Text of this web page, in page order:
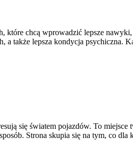
które chcą wprowadzić lepsze
także lepsza kondycja psychiczna.
się światem pojazdów. To
Strona skupia się na tym, co dla